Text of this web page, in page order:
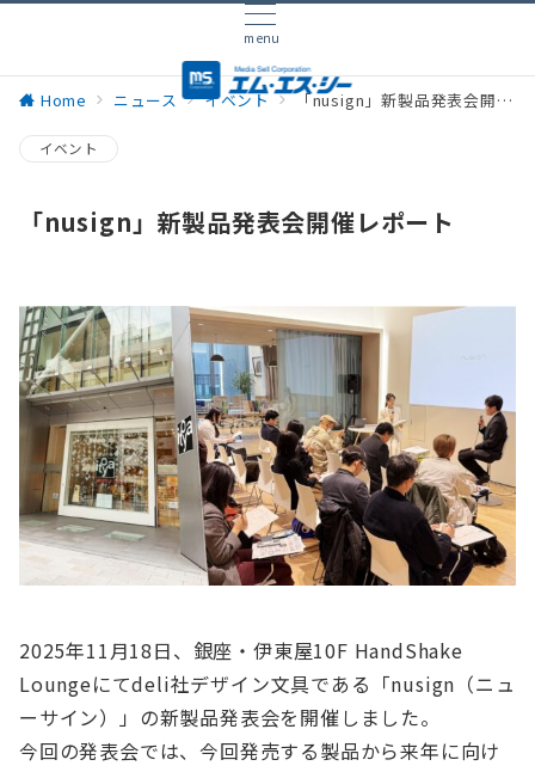
menu
Home ニュース イベント 「nusign」新製品発表会開催レポート
イベント
「nusign」新製品発表会開催レポート
2025年11月18日、銀座・伊東屋10F HandShake
Loungeにてdeli社デザイン文具である「nusign（ニュ
ーサイン）」の新製品発表会を開催しました。
今回の発表会では、今回発売する製品から来年に向け